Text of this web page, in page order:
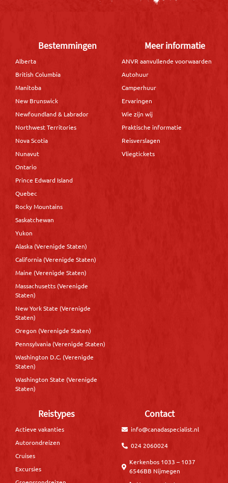
Bestemmingen
Alberta
British Columbia
Manitoba
New Brunswick
Newfoundland & Labrador
Northwest Territories
Nova Scotia
Nunavut
Ontario
Prince Edward Island
Quebec
Rocky Mountains
Saskatchewan
Yukon
Alaska (Verenigde Staten)
California (Verenigde Staten)
Maine (Verenigde Staten)
Massachusetts (Verenigde
Staten)
New York State (Verenigde
Staten)
Oregon (Verenigde Staten)
Pennsylvania (Verenigde Staten)
Washington D.C. (Verenigde
Staten)
Washington State (Verenigde
Staten)
Meer informatie
ANVR aanvullende voorwaarden
Autohuur
Camperhuur
Ervaringen
Wie zijn wij
Praktische informatie
Reisverslagen
Vliegtickets
Reistypes
Actieve vakanties
Autorondreizen
Cruises
Excursies
Contact
info@canadaspecialist.nl
024 2060024
Kerkenbos 1033 – 1037
6546BB Nijmegen